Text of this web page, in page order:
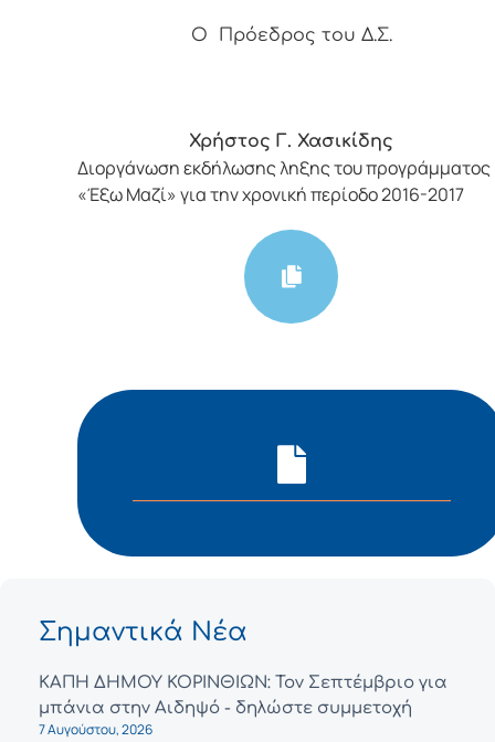
Ο Πρόεδρος του Δ.Σ.
Χρήστος Γ. Χασικίδης
Διοργάνωση εκδήλωσης ληξης του προγράμματος
«Έξω Μαζί» για την χρονική περίοδο 2016-2017
Σημαντικά Νέα
ΚΑΠΗ ΔΗΜΟΥ ΚΟΡΙΝΘΙΩΝ: Τον Σεπτέμβριο για
μπάνια στην Αιδηψό - δηλώστε συμμετοχή
7 Αυγούστου, 2026